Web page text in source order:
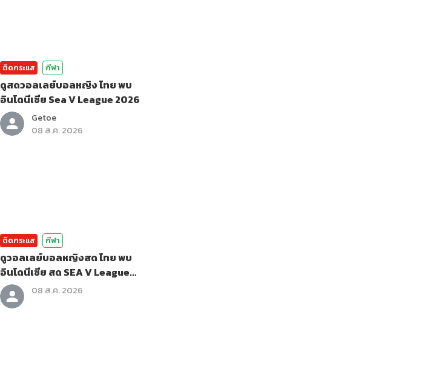
ติดกระแส กีฬา
ดูสดวอลเลย์บอลหญิง ไทย พบ
อินโดนีเซีย Sea V League 2026
Getoe
08 ส.ค. 2026
ติดกระแส กีฬา
ดูวอลเลย์บอลหญิงสด ไทย พบ
อินโดนีเซีย สด SEA V League
2026
08 ส.ค. 2026